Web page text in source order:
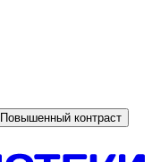
Повышенный контраст